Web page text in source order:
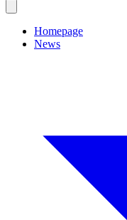
Homepage
News